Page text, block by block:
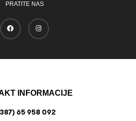
PRATITE NAS
INFORMACIJE
65 958 092